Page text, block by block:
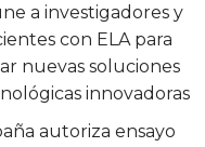
a investigadores y
con ELA para
nuevas soluciones
innovadoras
autoriza ensayo